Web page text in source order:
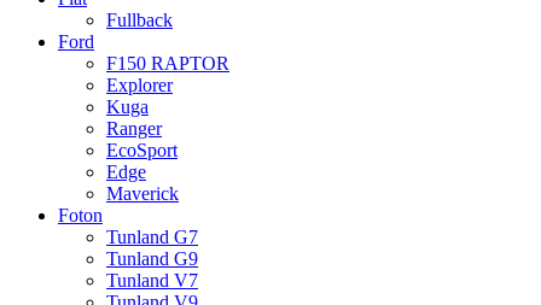
Fullback
Ford
F150 RAPTOR
Explorer
Kuga
Ranger
EcoSport
Edge
Maverick
Foton
Tunland G7
Tunland G9
Tunland V7